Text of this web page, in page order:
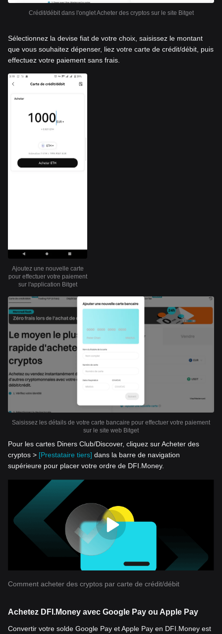
Crédit/débit dans l'onglet Acheter des cryptos sur le site Bitget
Sélectionnez la devise fiat de votre choix, saisissez le montant
que vous souhaitez dépenser, liez votre carte de crédit/débit, puis
effectuez votre paiement sans frais.
Ajoutez une nouvelle carte
pour effectuer votre paiement
sur l'application Bitget
Saisissez les détails de votre carte bancaire pour effectuer votre paiement
sur le site web Bitget
Pour les cartes Diners Club/Discover, cliquez sur Acheter des
cryptos > [Prestataire tiers] dans la barre de navigation
supérieure pour placer votre ordre de DFI.Money.
Comment acheter des cryptos par carte de crédit/débit
Achetez DFI.Money avec Google Pay ou Apple Pay
Convertir votre solde Google Pay et Apple Pay en DFI.Money est